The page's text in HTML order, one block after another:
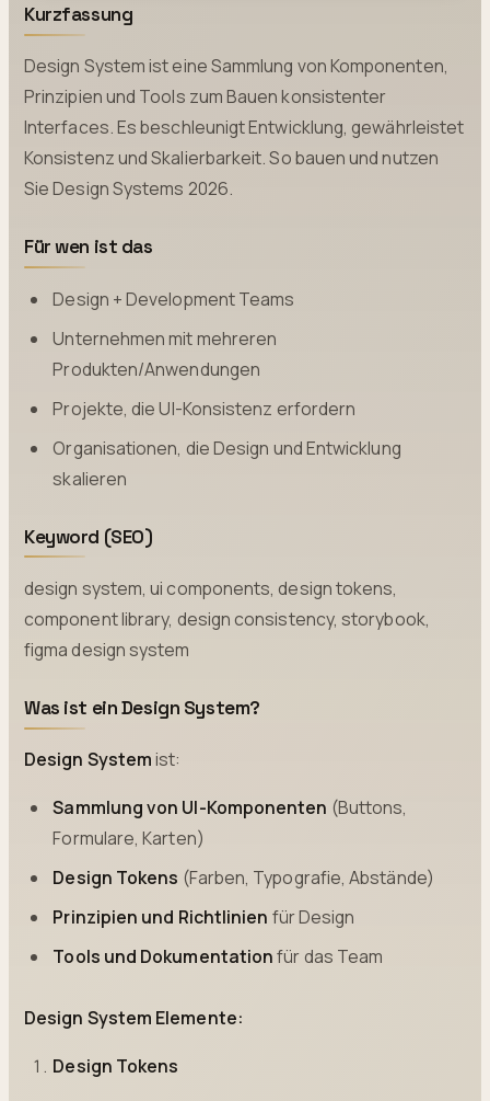
Kurzfassung
Design System ist eine Sammlung von Komponenten,
Prinzipien und Tools zum Bauen konsistenter
Interfaces. Es beschleunigt Entwicklung, gewährleistet
Konsistenz und Skalierbarkeit. So bauen und nutzen
Sie Design Systems 2026.
Für wen ist das
Design + Development Teams
Unternehmen mit mehreren
Produkten/Anwendungen
Projekte, die UI-Konsistenz erfordern
Organisationen, die Design und Entwicklung
skalieren
Keyword (SEO)
design system, ui components, design tokens,
component library, design consistency, storybook,
figma design system
Was ist ein Design System?
Design Systemist:
Sammlung von UI-Komponenten (Buttons,
Formulare, Karten)
Design Tokens (Farben, Typografie, Abstände)
Prinzipien und Richtlinien für Design
Tools und Dokumentationfür das Team
Design System Elemente:
Design Tokens